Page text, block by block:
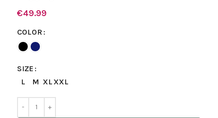
€49.99
COLOR
SIZE
L
M XLXXL